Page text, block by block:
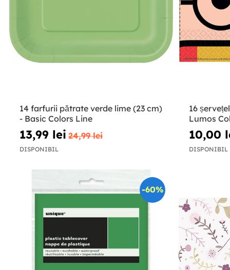
14 farfurii pătrate verde lime (23 cm)
- Basic Colors Line
13,99 lei 24,99 lei
DISPONIBIL
16
Lumos
10,00
DISPONIBIL
-60%